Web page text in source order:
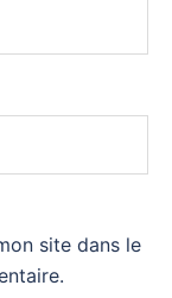
site dans le